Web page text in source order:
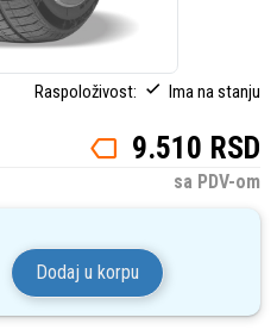
Raspoloživost: Ima na stanju
9.510 RSD
sa PDV-om
Dodaj u korpu